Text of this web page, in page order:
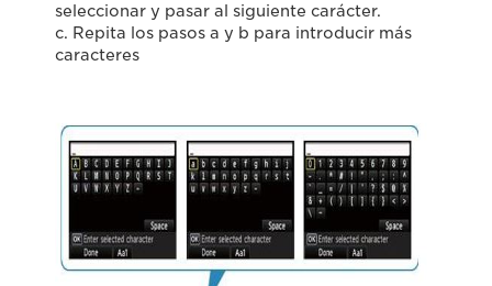
seleccionar y pasar al siguiente carácter.
c. Repita los pasos a y b para introducir más
caracteres